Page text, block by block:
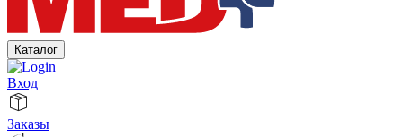
Каталог
Вход
Заказы